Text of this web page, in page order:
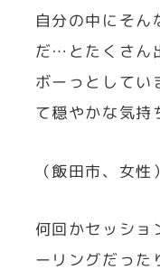
自分の中にそん
だ…とたくさん
ボーっとしてい
て穏やかな気持
（飯田市、女性）
何回かセッショ
ーリングだった